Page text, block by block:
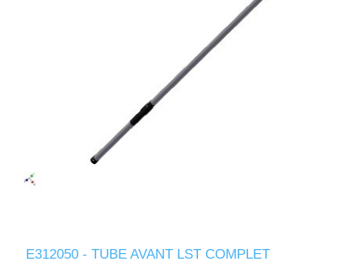
E312050 - TUBE AVANT LST COMPLET